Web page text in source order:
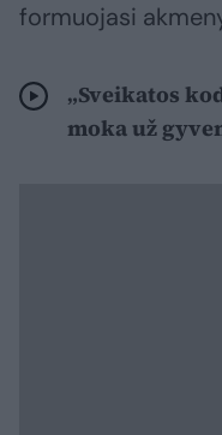
formuojasi
„Sveikatos
moka už